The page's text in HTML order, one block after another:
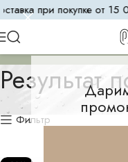
при покупке от 15
Результат
Фильтр